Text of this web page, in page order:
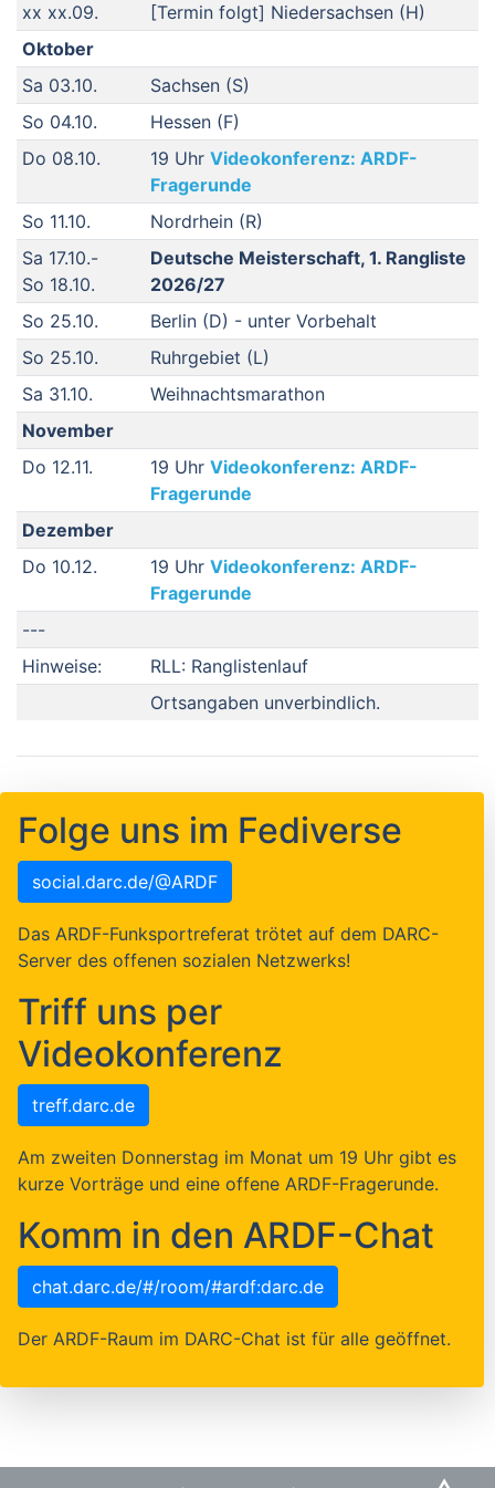
xx xx.09.
[Termin folgt] Niedersachsen (H)
Oktober
Sa 03.10.
Sachsen (S)
So 04.10.
Hessen (F)
Do 08.10.
19 Uhr Videokonferenz: ARDF-
Fragerunde
So 11.10.
Nordrhein (R)
Sa 17.10.-
So 18.10.
Deutsche Meisterschaft, 1. Rangliste
2026/27
So 25.10.
Berlin (D) - unter Vorbehalt
So 25.10.
Ruhrgebiet (L)
Sa 31.10.
Weihnachtsmarathon
November
Do 12.11.
19 Uhr Videokonferenz: ARDF-
Fragerunde
Dezember
Do 10.12.
19 Uhr Videokonferenz: ARDF-
Fragerunde
---
Hinweise:
RLL: Ranglistenlauf
Ortsangaben unverbindlich.
Folge uns im Fediverse
social.darc.de/@ARDF
Das ARDF-Funksportreferat trötet auf dem DARC-
Server des offenen sozialen Netzwerks!
Triff uns per
Videokonferenz
treff.darc.de
Am zweiten Donnerstag im Monat um 19 Uhr gibt es
kurze Vorträge und eine offene ARDF-Fragerunde.
Komm in den ARDF-Chat
chat.darc.de/#/room/#ardf:darc.de
Der ARDF-Raum im DARC-Chat ist für alle geöffnet.